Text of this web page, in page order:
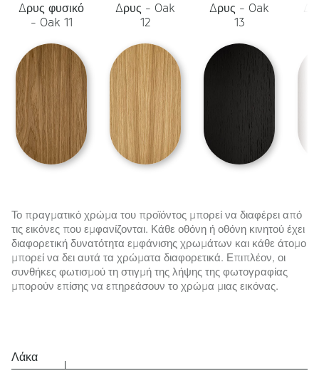
Δρυς φυσικό
- Oak 11
Δρυς - Oak
12
Δρυς - Oak
13
Το πραγματικό χρώμα του προϊόντος μπορεί να διαφέρει από
τις εικόνες που εμφανίζονται. Κάθε οθόνη ή οθόνη κινητού έχει
διαφορετική δυνατότητα εμφάνισης χρωμάτων και κάθε άτομο
μπορεί να δει αυτά τα χρώματα διαφορετικά. Επιπλέον, οι
συνθήκες φωτισμού τη στιγμή της λήψης της φωτογραφίας
μπορούν επίσης να επηρεάσουν το χρώμα μιας εικόνας.
Λάκα